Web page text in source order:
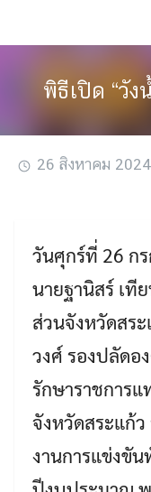
พิธีเปิด “วัง
26 สิงหาคม 2024
วันศุกร์ที่ 26 ก
นายฐานิสร์ เที
ส่วนจังหวัดสร
วงศ์ รองปลัดอ
รักษาราชการ
จังหวัดสระแก้ว
งานการแข่งขั